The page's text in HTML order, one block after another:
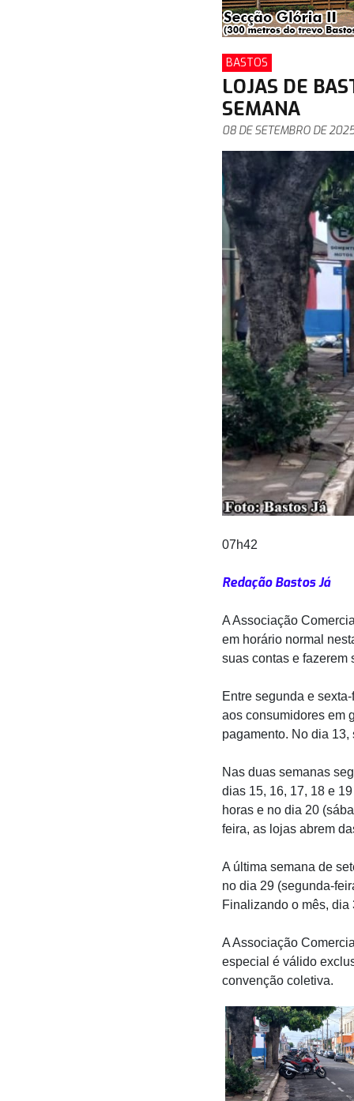
BASTOS
LOJAS DE
SEMANA
08 DE SETEMBRO DE
07h42
Redação Bastos Já
A Associação
em horário normal
suas contas e fazerem
Entre segunda e
aos consumidores em
pagamento. No dia
Nas duas semanas
dias 15, 16, 17, 18 e
horas e no dia 20
feira, as lojas abrem
A última semana de
no dia 29 (segunda-
Finalizando o mês, dia
A Associação
especial é válido
convenção coletiva.